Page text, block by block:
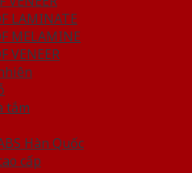
LAMINATE
MELAMINE
VENEER
tắm
Hàn Quốc
cấp